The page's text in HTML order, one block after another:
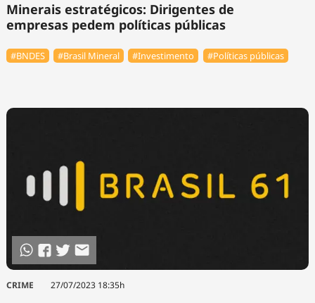
Minerais estratégicos: Dirigentes de
empresas pedem políticas públicas
#BNDES #Brasil Mineral #Investimento #Políticas públicas
CRIME 27/07/2023 18:35h